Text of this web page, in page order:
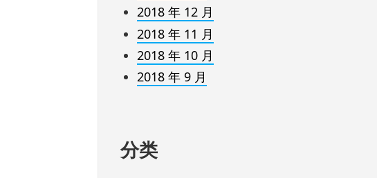
2018 年 12 月
2018 年 11 月
2018 年 10 月
2018 年 9 月
分类